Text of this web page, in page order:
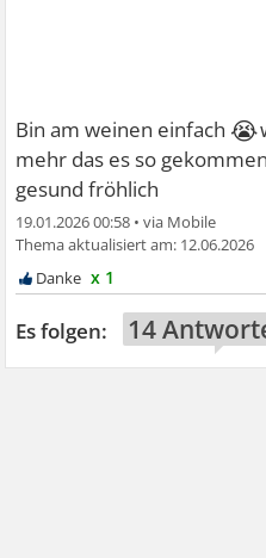
Bin am weinen einfach 😭
mehr das es so
gesund fröhlich
19.01.2026 00:58 •
12.06.2026
x 1
14